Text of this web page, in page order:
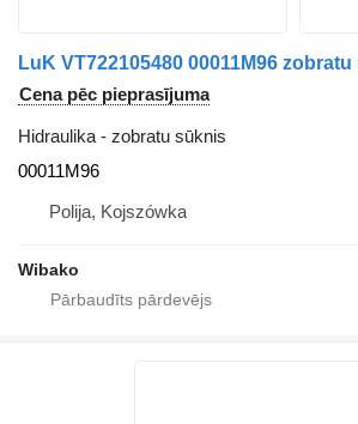
LuK VT722105480 00011M96
Cena pēc pieprasījuma
Hidraulika - zobratu sūknis
00011M96
Polija, Kojszówka
Wibako